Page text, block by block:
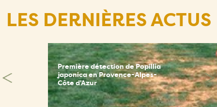
LES DERNIÈRES ACTUS
Première détection de Popillia
japonica en Provence-Alpes-
Côte d'Azur